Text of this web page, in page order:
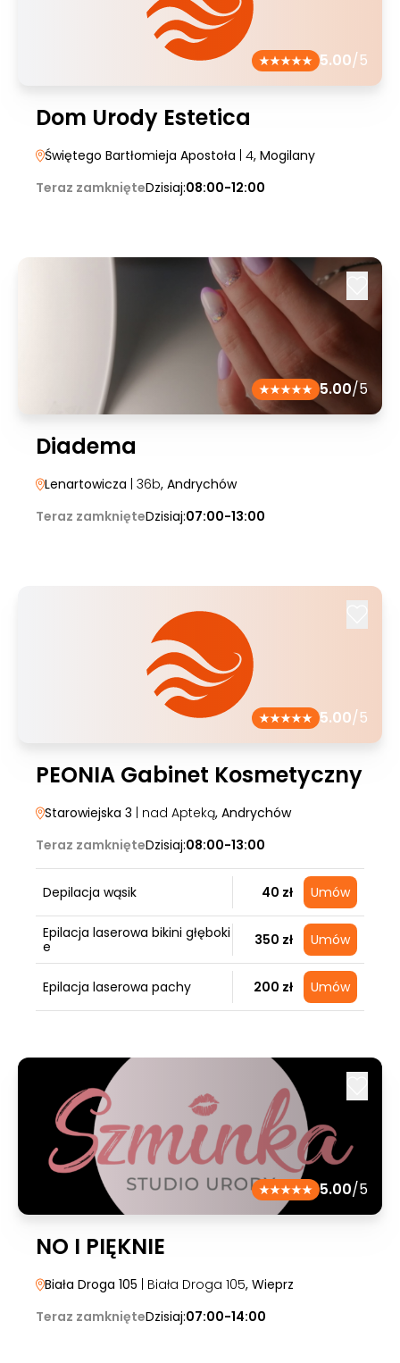
5.00/5
Dom Urody Estetica
Świętego Bartłomieja Apostoła | 4, Mogilany
Teraz zamknięteDzisiaj:08:00-12:00
5.00/5
Diadema
Lenartowicza | 36b, Andrychów
Teraz zamknięteDzisiaj:07:00-13:00
5.00/5
PEONIA Gabinet Kosmetyczny
Starowiejska 3 | nad Apteką, Andrychów
Teraz zamknięteDzisiaj:08:00-13:00
Depilacja wąsik 40 zł Umów
Epilacja laserowa bikini głęboki
e
350 zł Umów
Epilacja laserowa pachy 200 zł Umów
5.00/5
NO I PIĘKNIE
Biała Droga 105 | Biała Droga 105, Wieprz
Teraz zamknięteDzisiaj:07:00-14:00